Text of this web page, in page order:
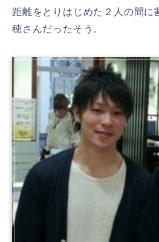
距離をとりはじめた２人の間に
穂さんだったそう。